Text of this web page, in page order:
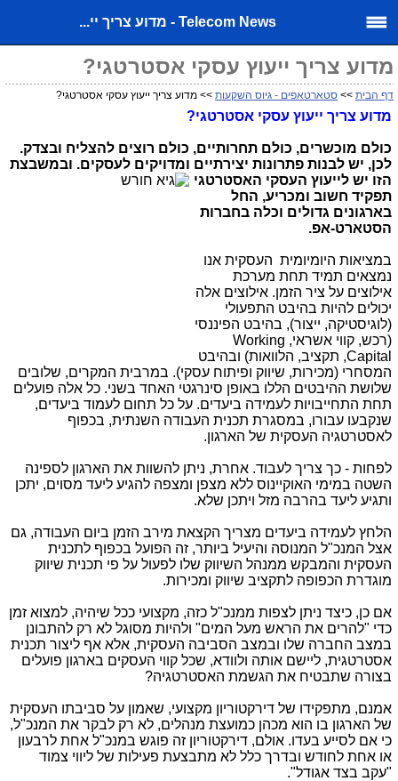
Telecom News - מדוע צריך יי...
מדוע צריך ייעוץ עסקי אסטרטגי?
דף הבית >> סטארטאפים - גיוס השקעות >> מדוע צריך ייעוץ עסקי אסטרטגי?
מדוע צריך ייעוץ עסקי אסטרטגי?
כולם מוכשרים, כולם תחרותיים, כולם רוצים להצליח ובצדק.
לכן, יש לבנות פתרונות יצירתיים ומדויקים לעסקים. ובמשבצת
הזו יש לייעוץ העסקי האסטרטגי
תפקיד חשוב ומכריע, החל
בארגונים גדולים וכלה בחברות
הסטארט-אפ.
במציאות היומיומית העסקית אנו
נמצאים תמיד תחת מערכת
אילוצים על ציר הזמן. אילוצים אלה
יכולים להיות בהיבט התפעולי
(לוגיסטיקה, ייצור), בהיבט הפיננסי
(רכש, קווי אשראי, Working
Capital, תקציב, הלוואות) ובהיבט
המסחרי (מכירות, שיווק ופיתוח עסקי). במרבית המקרים, שלובים
שלושת ההיבטים הללו באופן סינרגטי האחד בשני. כל אלה פועלים
תחת התחייבויות לעמידה ביעדים. על כל תחום לעמוד ביעדים,
שנקבעו עבורו, במסגרת תכנית העבודה השנתית, בכפוף
לאסטרטגיה העסקית של הארגון.
לפחות - כך צריך לעבוד. אחרת, ניתן להשוות את הארגון לספינה
השטה במימי האוקיינוס ללא מצפן ומצפה להגיע ליעד מסוים, יתכן
ותגיע ליעד בהרבה מזל ויתכן שלא.
הלחץ לעמידה ביעדים מצריך הקצאת מירב הזמן ביום העבודה, גם
אצל המנכ"ל המנוסה והיעיל ביותר, זה הפועל בכפוף לתכנית
העסקית והמבקש ממנהל השיווק שלו לפעול על פי תכנית שיווק
מוגדרת הכפופה לתקציב שיווק ומכירות.
אם כן, כיצד ניתן לצפות ממנכ"ל כזה, מקצועי ככל שיהיה, למצוא זמן
כדי "להרים את הראש מעל המים" ולהיות מסוגל לא רק להתבונן
במצב החברה שלו ובמצב הסביבה העסקית, אלא אף ליצור תכנית
אסטרטגית, ליישם אותה ולוודא, שכל קווי העסקים בארגון פועלים
בצורה שתבטיח את הגשמת האסטרטגיה?
אמנם, מתפקידו של דירקטוריון מקצועי, שאמון על סביבתו העסקית
של הארגון בו הוא מכהן כמועצת מנהלים, לא רק לבקר את המנכ"ל,
כי אם לסייע בעדו. אולם, דירקטוריון זה פוגש במנכ"ל אחת לרבעון
או אחת לחודש ובדרך כלל לא מתבצעת פעילות של ליווי צמוד
"עקב בצד אגודל".